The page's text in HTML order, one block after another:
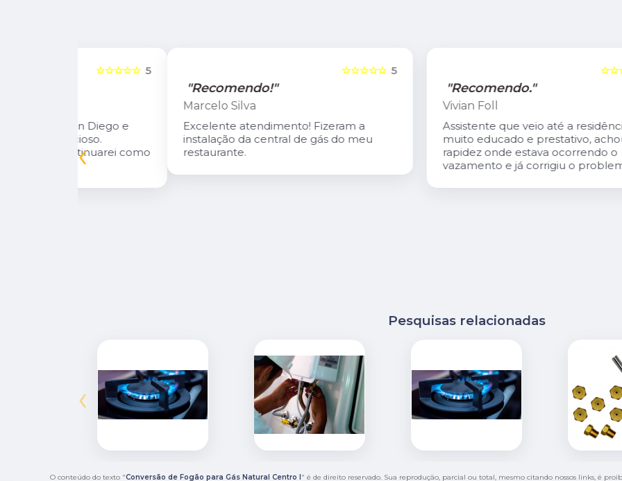
"Recomendo!"
Excelente atendimento! Fizeram a
instalação da central de gás do meu
restaurante.
"Recomendo."
Assistente que veio até a residência
muito educado e prestativo, achou com
rapidez onde estava ocorrendo o
vazamento e já corrigiu o problema.
‹
Pesquisas relacionadas
‹
O conteúdo do texto "Conversão de Fogão para Gás Natural Centro I " é de direito reservado. Sua reprodução, parcial ou total, mesmo citando nossos links, é